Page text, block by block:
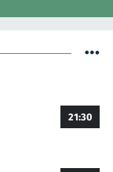
21:30